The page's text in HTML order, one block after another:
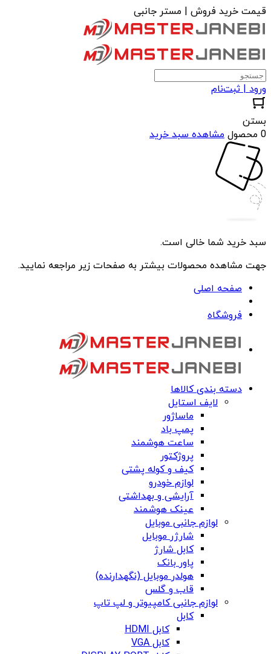
قیمت خرید فروش | مستر جانبی
ورود | ثبت‌نام
بستن
0 محصول
مشاهده سبد خرید
سبد خرید شما خالی است.
جهت مشاهده محصولات بیشتر به صفحات زیر مراجعه نمایید.
صفحه اصلی
فروشگاه
دسته بندی کالاها
لایف استایل
ماساژور
پمپ باد
ساعت هوشمند
پروژکتور
کیف و کوله پشتی
لوازم خودرو
آرایشی و بهداشتی
عینک هوشمند
لوازم جانبی موبایل
شارژر موبایل
کابل شارژ
پاور بانک
هولدر موبایل (نگهدارنده)
قاب و گلس
لوازم جانبی کامپیوتر و لپ تاپ
کابل
کابل HDMI
کابل VGA